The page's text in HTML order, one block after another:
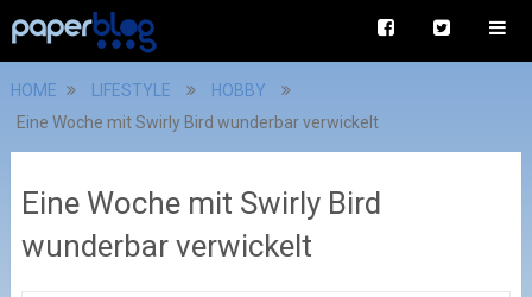
HOME LIFESTYLE
HOBBY
Eine Woche mit Swirly Bird wunderbar verwickelt
Eine Woche mit Swirly Bird
wunderbar verwickelt